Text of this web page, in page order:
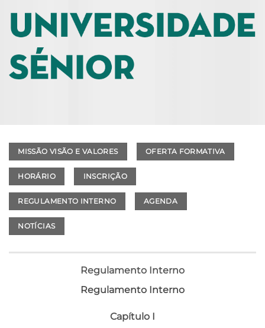
MISSÃO VISÃO E VALORES OFERTA FORMATIVA
HORÁRIO INSCRIÇÃO
REGULAMENTO INTERNO AGENDA
NOTÍCIAS
Regulamento Interno
Regulamento Interno
Capítulo I